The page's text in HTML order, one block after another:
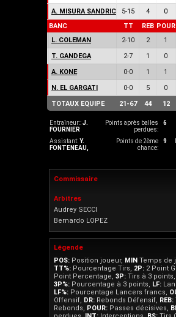
A. MISURA SANDRIC
5-15 4 0
BANC
TT REB POUR
L. COLEMAN
2-10 2 1
T. GANDEGA
2-7 1 0
A. KONE
0-0 1 1
N. EL GARGATI
0-0 5 0
TOTAUX EQUIPE
21-67 44 12
Entraîneur::J.
FOURNIER
Points après balles
perdues:
6
Assistant:Y.
FONTENEAU
Points de 2ème
chance:
9
Commissaire
Arbitres
Audrey SECCI
Bernardo LOPEZ
Légende
POS: Position joueur, MIN Temps de
TT%: Pourcentage Tirs, 2P: 2 Point
Point Percentage, 3P: Tirs à 3 points,
3P%: Pourcentage à 3 points, LF:
LF%: Pourcentage Lancers francs,
Offensif, DR: Rebonds Défensif, REB:
Rebonds,
POUR: Passes décisives,